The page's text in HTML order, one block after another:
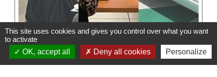
This site uses cookies and gives you control over what you want
to activate
OK, accept all
Deny all cookies Personalize